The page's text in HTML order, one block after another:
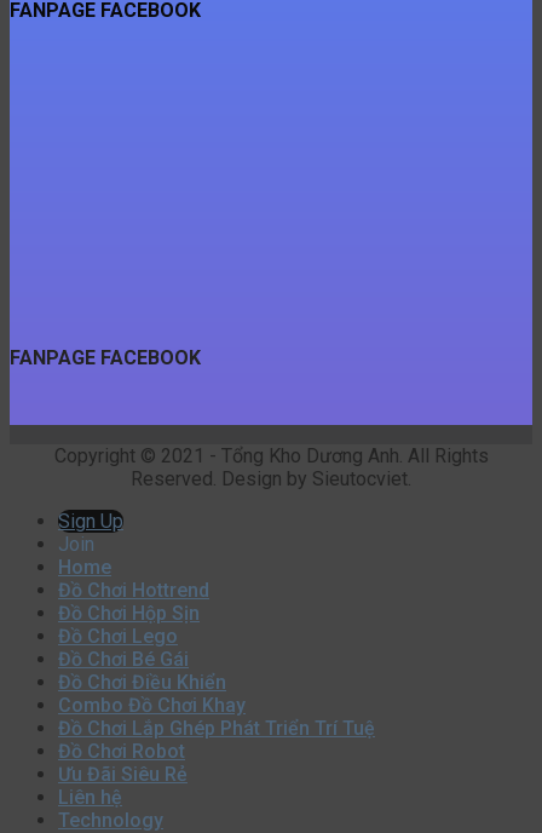
FANPAGE FACEBOOK
FANPAGE FACEBOOK
Copyright © 2021 - Tổng Kho Dương Anh. All Rights
Reserved. Design by Sieutocviet.
Sign Up
Join
Home
Đồ Chơi Hottrend
Đồ Chơi Hộp Sịn
Đồ Chơi Lego
Đồ Chơi Bé Gái
Đồ Chơi Điều Khiển
Combo Đồ Chơi Khay
Đồ Chơi Lắp Ghép Phát Triển Trí Tuệ
Đồ Chơi Robot
Ưu Đãi Siêu Rẻ
Liên hệ
Technology